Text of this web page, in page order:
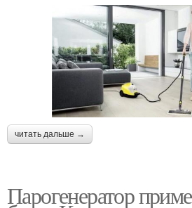
читать дальше →
Парогенератор